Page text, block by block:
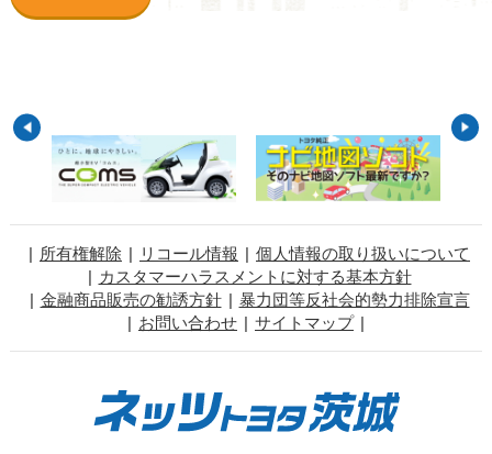
所有権解除 リコール情報
個人情報の取り扱いについて
カスタマーハラスメントに対する基本方針
金融商品販売の勧誘方針
暴力団等反社会的勢力排除宣言
お問い合わせ
サイトマップ